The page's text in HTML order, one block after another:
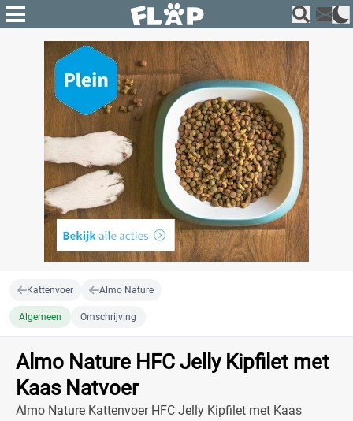
Kattenvoer Almo Nature
Algemeen Omschrijving
Almo Nature HFC Jelly Kipfilet met
Kaas Natvoer
Almo Nature Kattenvoer HFC Jelly Kipfilet met Kaas